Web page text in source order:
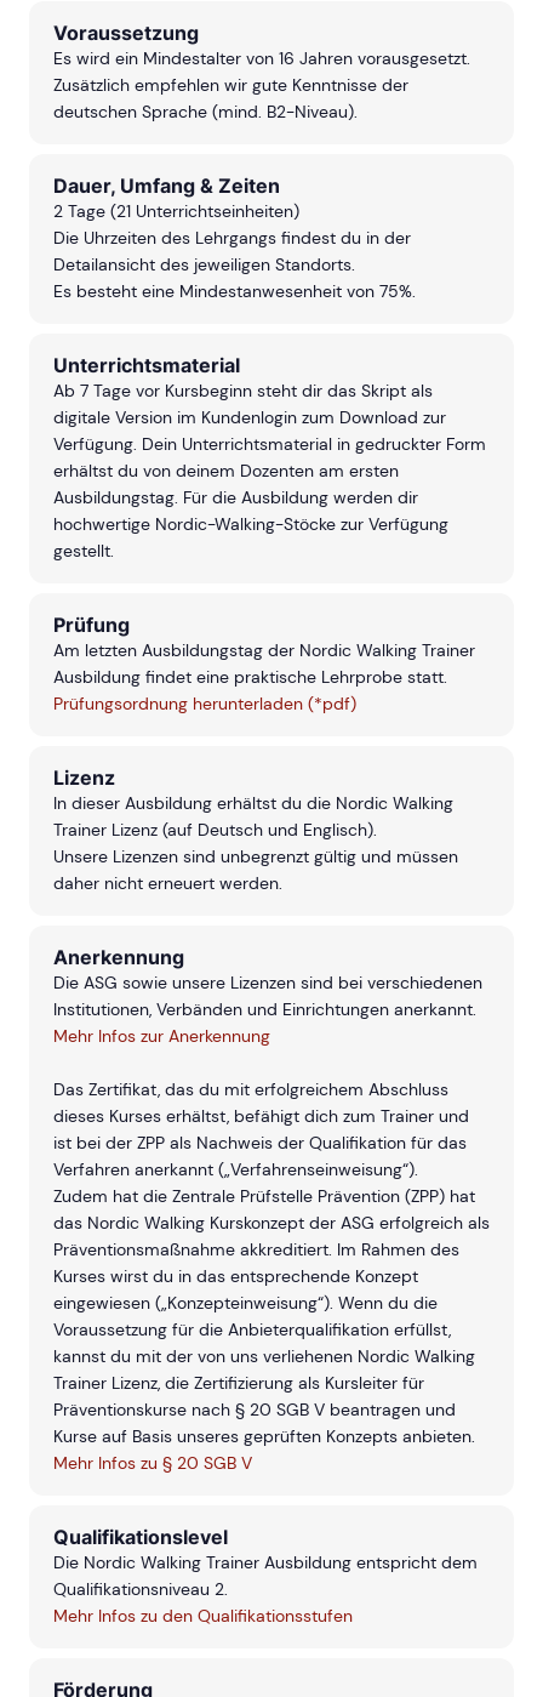
Voraussetzung
Es wird ein Mindestalter von 16 Jahren vorausgesetzt.
Zusätzlich empfehlen wir gute Kenntnisse der
deutschen Sprache (mind. B2-Niveau).
Dauer, Umfang & Zeiten
2 Tage (21 Unterrichtseinheiten)
Die Uhrzeiten des Lehrgangs findest du in der
Detailansicht des jeweiligen Standorts.
Es besteht eine Mindestanwesenheit von 75%.
Unterrichtsmaterial
Ab 7 Tage vor Kursbeginn steht dir das Skript als
digitale Version im Kundenlogin zum Download zur
Verfügung. Dein Unterrichtsmaterial in gedruckter Form
erhältst du von deinem Dozenten am ersten
Ausbildungstag. Für die Ausbildung werden dir
hochwertige Nordic-Walking-Stöcke zur Verfügung
gestellt.
Prüfung
Am letzten Ausbildungstag der Nordic Walking Trainer
Ausbildung findet eine praktische Lehrprobe statt.
Prüfungsordnung herunterladen (*pdf)
Lizenz
In dieser Ausbildung erhältst du die Nordic Walking
Trainer Lizenz (auf Deutsch und Englisch).
Unsere Lizenzen sind unbegrenzt gültig und müssen
daher nicht erneuert werden.
Anerkennung
Die ASG sowie unsere Lizenzen sind bei verschiedenen
Institutionen, Verbänden und Einrichtungen anerkannt.
Mehr Infos zur Anerkennung
Das Zertifikat, das du mit erfolgreichem Abschluss
dieses Kurses erhältst, befähigt dich zum Trainer und
ist bei der ZPP als Nachweis der Qualifikation für das
Verfahren anerkannt („Verfahrenseinweisung“).
Zudem hat die Zentrale Prüfstelle Prävention (ZPP) hat
das Nordic Walking Kurskonzept der ASG erfolgreich als
Präventionsmaßnahme akkreditiert. Im Rahmen des
Kurses wirst du in das entsprechende Konzept
eingewiesen („Konzepteinweisung“). Wenn du die
Voraussetzung für die Anbieterqualifikation erfüllst,
kannst du mit der von uns verliehenen Nordic Walking
Trainer Lizenz, die Zertifizierung als Kursleiter für
Präventionskurse nach § 20 SGB V beantragen und
Kurse auf Basis unseres geprüften Konzepts anbieten.
Mehr Infos zu § 20 SGB V
Qualifikationslevel
Die Nordic Walking Trainer Ausbildung entspricht dem
Qualifikationsniveau 2.
Mehr Infos zu den Qualifikationsstufen
Förderung